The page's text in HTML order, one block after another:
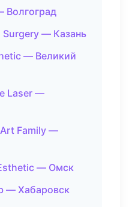
Волгоград
Surgery — Казань
— Великий
Laser —
Family —
— Омск
— Хабаровск